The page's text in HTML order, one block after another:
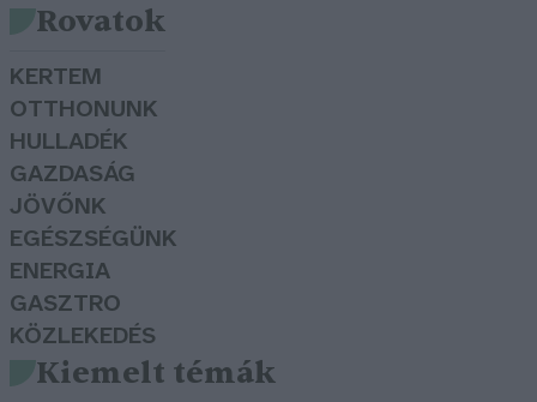
Rovatok
KERTEM
OTTHONUNK
HULLADÉK
GAZDASÁG
JÖVŐNK
EGÉSZSÉGÜNK
ENERGIA
GASZTRO
KÖZLEKEDÉS
Kiemelt témák